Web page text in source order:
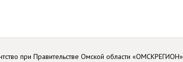
при Правительстве Омской области «ОМСКРЕГИОН»